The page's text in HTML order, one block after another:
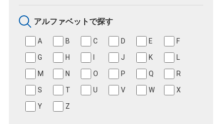
アルファベットで探す
A B C D E F
G H I J K L
M N O P Q R
S T U V W X
Y Z